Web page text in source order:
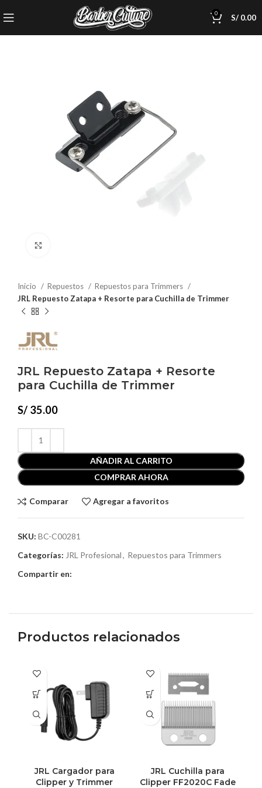
0 S/0.00
Inicio Repuestos
Repuestos para Trimmers
JRL Repuesto Zatapa + Resorte para Cuchilla de Trimmer
JRL Repuesto Zatapa + Resorte
para Cuchilla de Trimmer
S/ 35.00
AÑADIR AL CARRITO
COMPRAR AHORA
Comparar Agregar a favoritos
SKU: BC-C00281
Categorías: JRL Profesional, Repuestos para Trimmers
Compartir en:
Productos relacionados
JRL Cargador para
Clipper y Trimmer
JRL Cuchilla para
Clipper FF2020C Fade